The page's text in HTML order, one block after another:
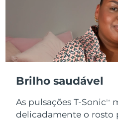
Brilho saudável
As pulsações T-SonicTM
delicadamente o rosto